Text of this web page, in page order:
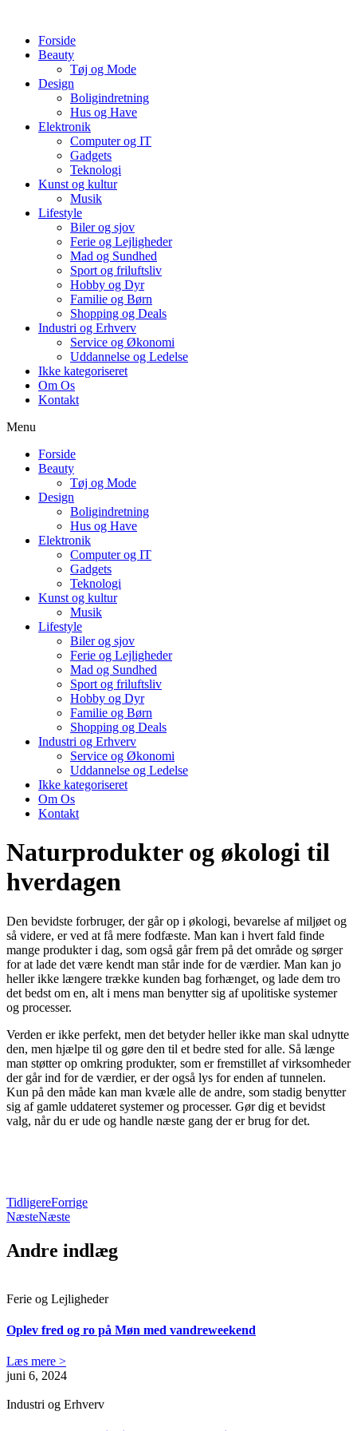
indholdForside
Beauty
Tøj og Mode
Design
Boligindretning
Hus og Have
Elektronik
Computer og IT
Gadgets
Teknologi
Kunst og kultur
Musik
Lifestyle
Biler og sjov
Ferie og Lejligheder
Mad og Sundhed
Sport og friluftsliv
Hobby og Dyr
Familie og Børn
Shopping og Deals
Industri og Erhverv
Service og Økonomi
Uddannelse og Ledelse
Ikke kategoriseret
Om Os
Kontakt
Menu
Forside
Beauty
Tøj og Mode
Design
Boligindretning
Hus og Have
Elektronik
Computer og IT
Gadgets
Teknologi
Kunst og kultur
Musik
Lifestyle
Biler og sjov
Ferie og Lejligheder
Mad og Sundhed
Sport og friluftsliv
Hobby og Dyr
Familie og Børn
Shopping og Deals
Industri og Erhverv
Service og Økonomi
Uddannelse og Ledelse
Ikke kategoriseret
Om Os
Kontakt
Naturprodukter og økologi til
hverdagen
Den bevidste forbruger, der går op i økologi, bevarelse af miljøet og
så videre, er ved at få mere fodfæste. Man kan i hvert fald finde
mange produkter i dag, som også går frem på det område og sørger
for at lade det være kendt man står inde for de værdier. Man kan jo
heller ikke længere trække kunden bag forhænget, og lade dem tro
det bedst om en, alt i mens man benytter sig af upolitiske systemer
og processer.
Verden er ikke perfekt, men det betyder heller ikke man skal udnytte
den, men hjælpe til og gøre den til et bedre sted for alle. Så længe
man støtter op omkring produkter, som er fremstillet af virksomheder
der går ind for de værdier, er der også lys for enden af tunnelen.
Kun på den måde kan man kvæle alle de andre, som stadig benytter
sig af gamle uddateret systemer og processer. Gør dig et bevidst
valg, når du er ude og handle næste gang der er brug for det.
TidligereForrige
NæsteNæste
Andre indlæg
Ferie og Lejligheder
Oplev fred og ro på Møn med vandreweekend
Læs mere >
juni 6, 2024
Industri og Erhverv